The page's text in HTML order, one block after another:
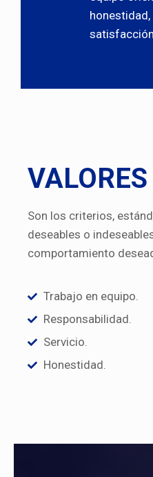
VALORES
Son los criterios,
deseables o
comportamiento
Trabajo en equipo.
Responsabilidad.
Servicio.
Honestidad.